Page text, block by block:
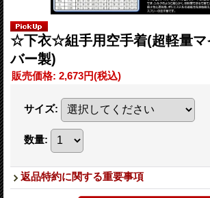
☆下衣☆組手用空手着(超軽量マ
バー製)
販売価格: 2,673円(税込)
サイズ:
数量:
返品特約に関する重要事項